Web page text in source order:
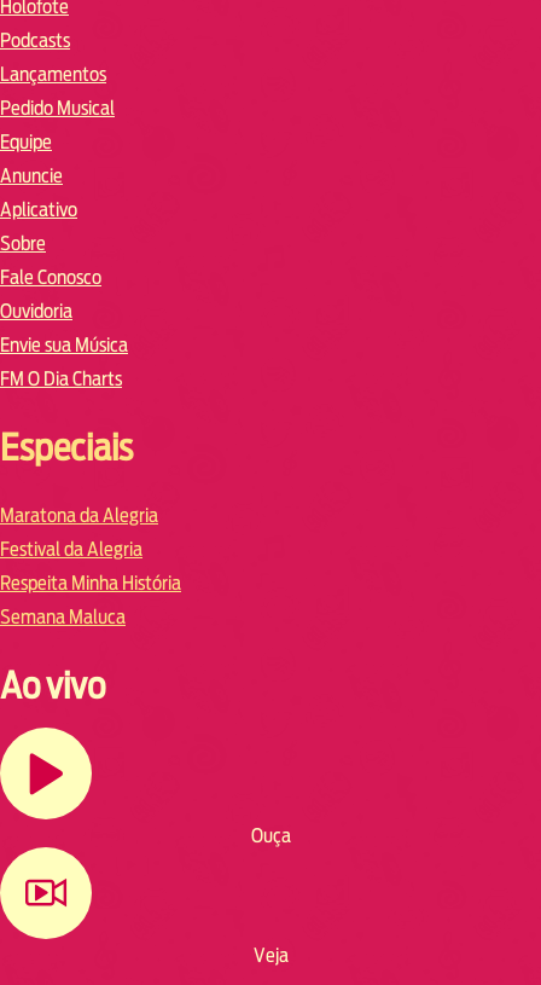
Holofote
Podcasts
Lançamentos
Pedido Musical
Equipe
Anuncie
Aplicativo
Sobre
Fale Conosco
Ouvidoria
Envie sua Música
FM O Dia Charts
Especiais
Maratona da Alegria
Festival da Alegria
Respeita Minha História
Semana Maluca
Ao vivo
Ouça
Veja